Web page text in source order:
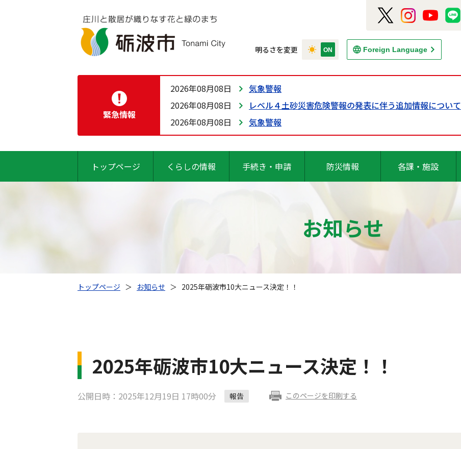
明るさを変更 Foreign Language
緊急情報
2026年08月08日
気象警報
2026年08月08日
レベル４土砂災害危険警報の発表に伴う追加情報について
2026年08月08日
気象警報
トップページ くらしの情報 手続き・申請 防災情報 各課・施設
お知らせ
トップページ ＞ お知らせ ＞ 2025年砺波市10大ニュース決定！！
2025年砺波市10大ニュース決定！！
公開日時：2025年12月19日 17時00分 報告 このページを印刷する